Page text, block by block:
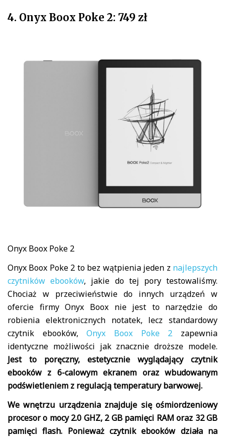
4. Onyx Boox Poke 2: 749 zł
Onyx Boox Poke 2
Onyx Boox Poke 2 to bez wątpienia jeden z najlepszych
czytników ebooków, jakie do tej pory testowaliśmy.
Chociaż w przeciwieństwie do innych urządzeń w
ofercie firmy Onyx Boox nie jest to narzędzie do
robienia elektronicznych notatek, lecz standardowy
czytnik ebooków,Onyx Boox Poke 2 zapewnia
identyczne możliwości jak znacznie droższe modele.
Jest to poręczny, estetycznie wyglądający czytnik
ebooków z 6-calowym ekranem oraz wbudowanym
podświetleniem z regulacją temperatury barwowej.
We wnętrzu urządzenia znajduje się ośmiordzeniowy
procesor o mocy 2.0 GHZ, 2 GB pamięci RAM oraz 32 GB
pamięci flash. Ponieważ czytnik ebooków działa na